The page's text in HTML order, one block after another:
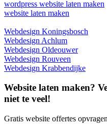
wordpress website laten maken
website laten maken
Webdesign Koningsbosch
Webdesign Achlum
Webdesign Oldeouwer
Webdesign Rouveen
Webdesign Krabbendijke
Website laten maken?
niet te veel!
Gratis website offertes opvragen